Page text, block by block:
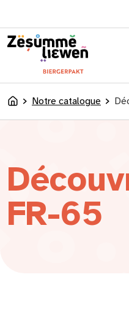
AccueilNotre catalogue
FR-65